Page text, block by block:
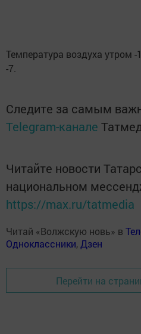
Температура воздуха утром
-7.
Следите за самым
Telegram-канале
Читайте новости
национальном
https://max.ru/tatmedia
Читай «Волжскую новь» в
Одноклассники,Дзен
Перейти на